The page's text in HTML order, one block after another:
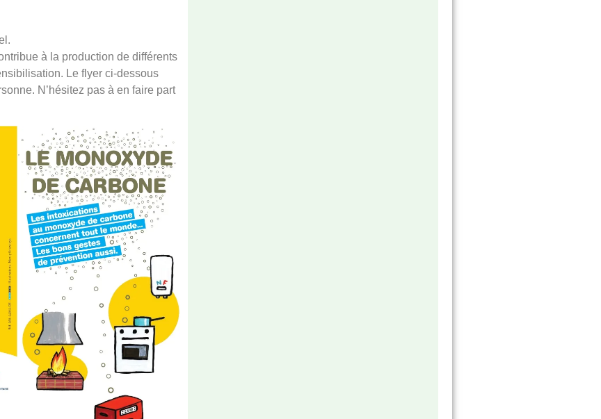
à la production de différents
Le flyer ci-dessous
N’hésitez pas à en faire part